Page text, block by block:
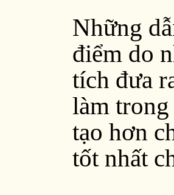
Những
điểm do
tích đưa
làm
tạo hơn
tốt nhất